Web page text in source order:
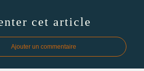
cet article
Ajouter un commentaire